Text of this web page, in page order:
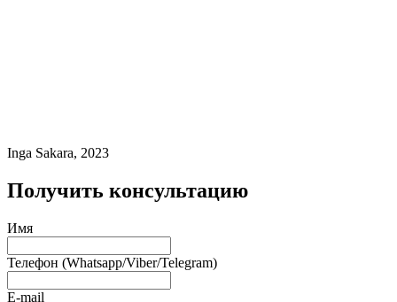
Inga Sakara, 2023
Получить консультацию
Имя
Телефон (Whatsapp/Viber/Telegram)
E-mail